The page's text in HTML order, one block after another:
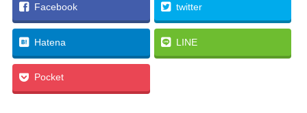
Facebook twitter
Hatena LINE
Pocket